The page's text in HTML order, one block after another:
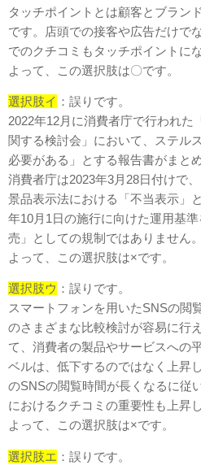
タッチポイントとは顧客とブラン
です。店頭での接客や広告だけで
でのクチコミもタッチポイントに
よって、この選択肢は〇です。
選択肢イ ：誤りです。
2022年12月に消費者庁で行われた
関する検討会」において、ステル
必要がある」とする報告書がまと
消費者庁は2023年3月28日付けで
景品表示法における「不当表示」
年10月1日の施行に向けた運用基
売」としての規制ではありません。
よって、この選択肢は×です。
選択肢ウ ：誤りです。
スマートフォンを用いたSNSの閲
のさまざまな比較検討が容易に行
て、消費者の製品やサービスへの
ベルは、低下するのではなく上昇
のSNSの閲覧時間が長くなるに従
におけるクチコミの重要性も上昇
よって、この選択肢は×です。
選択肢エ ：誤りです。